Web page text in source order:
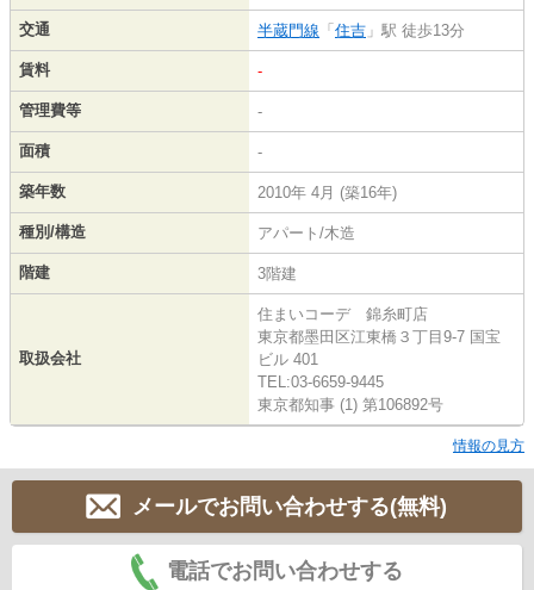
交通 半蔵門線 「 住吉 」駅 徒歩13分
賃料 -
管理費等 -
面積 -
築年数 2010年 4月 (築16年)
種別/構造 アパート/木造
階建 3階建
取扱会社
住まいコーデ 錦糸町店
東京都墨田区江東橋３丁目9-7 国宝
ビル 401
TEL:03-6659-9445
東京都知事 (1) 第106892号
情報の見方
メールでお問い合わせする(無料)
電話でお問い合わせする